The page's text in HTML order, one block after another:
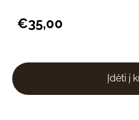
€35,00
Įdėti į